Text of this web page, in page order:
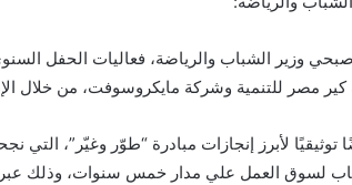
وزير الشباب والرياضة، فعاليات الحفل
مصر للتنمية وشركة مايكروسوفت، من خلال
توثيقيًا لأبرز إنجازات مبادرة “طوّر وغيّر”،
لسوق العمل علي مدار خمس سنوات، وذلك